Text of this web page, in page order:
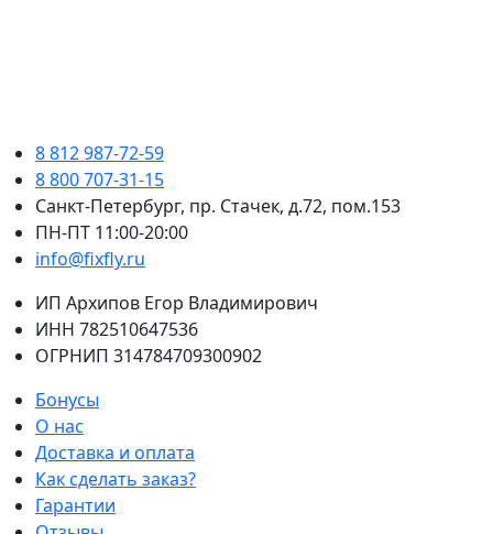
8 812 987-72-59
8 800 707-31-15
Санкт-Петербург, пр. Стачек, д.72, пом.153
ПН-ПТ 11:00-20:00
info@fixfly.ru
ИП Архипов Егор Владимирович
ИНН 782510647536
ОГРНИП 314784709300902
Бонусы
О нас
Доставка и оплата
Как сделать заказ?
Гарантии